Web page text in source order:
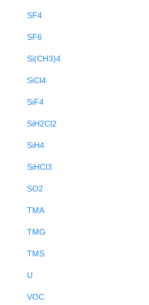
SF4
SF6
Si(CH3)4
SiCl4
SiF4
SiH2Cl2
SiH4
SiHCl3
SO2
TMA
TMG
TMS
U
VOC